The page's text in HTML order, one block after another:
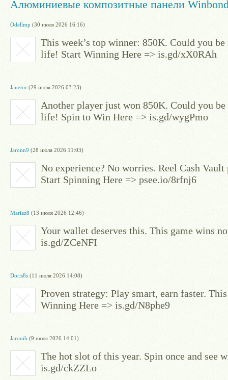
Алюминиевые композитные панели
Odellmp (30 июля 2026 16:16)
This week’s top winner: 850K. Could you
life! Start Winning Here => is.gd/xX0RAh
Janetor (29 июля 2026 03:23)
Another player just won 850K. Could you
life! Spin to Win Here => is.gd/wygPmo
Jaronn9 (28 июля 2026 11:03)
No experience? No worries. Reel Cash
Start Spinning Here => psee.io/8rfnj6
Mariaz8 (13 июля 2026 12:46)
Your wallet deserves this. This game wins
is.gd/ZCeNFI
Doris8s (11 июля 2026 14:08)
Proven strategy: Play smart, earn faster.
Winning Here => is.gd/N8phe9
Jaronih (9 июля 2026 14:01)
The hot slot of this year. Spin once and see
is.gd/ckZZLo